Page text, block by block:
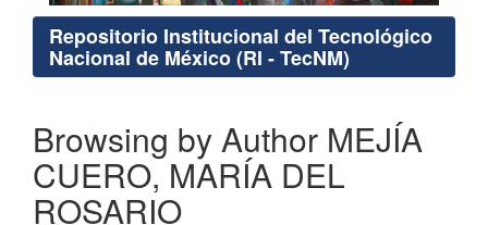
Repositorio Institucional del Tecnológico
Nacional de México (RI - TecNM)
Browsing by Author MEJÍA
CUERO, MARÍA DEL
ROSARIO